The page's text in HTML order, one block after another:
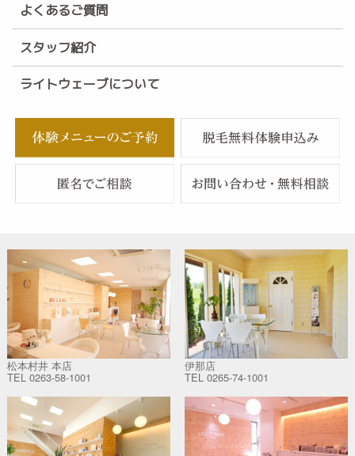
よくあるご質問
スタッフ紹介
ライトウェーブについて
松本村井 本店
TEL 0263-58-1001
伊那店
TEL 0265-74-1001